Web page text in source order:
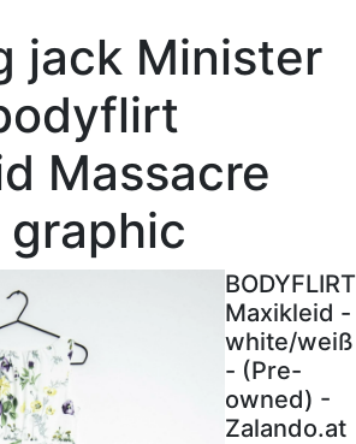
jack Minister
Massacre
graphic
BODYFLIRT
Maxikleid -
white/weiß
- (Pre-
owned) -
Zalando.at